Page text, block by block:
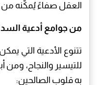
العقل صفاءً يُمكّنه من
من جوامع أدعية
تتنوع الأدعية التي
للتيسير والنجاح، ومن
به قلوب الصالحين: